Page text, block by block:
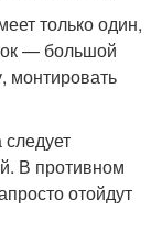
только один,
— большой
монтировать
В противном
отойдут